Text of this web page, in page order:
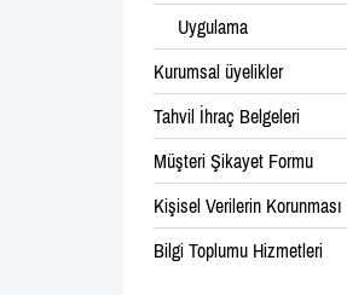
Uygulama
Kurumsal üyelikler
Tahvil İhraç Belgeleri
Müşteri Şikayet Formu
Kişisel Verilerin Korunması
Bilgi Toplumu Hizmetleri